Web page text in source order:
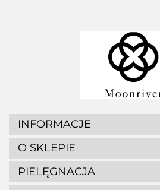
INFORMACJE
O SKLEPIE
PIELĘGNACJA